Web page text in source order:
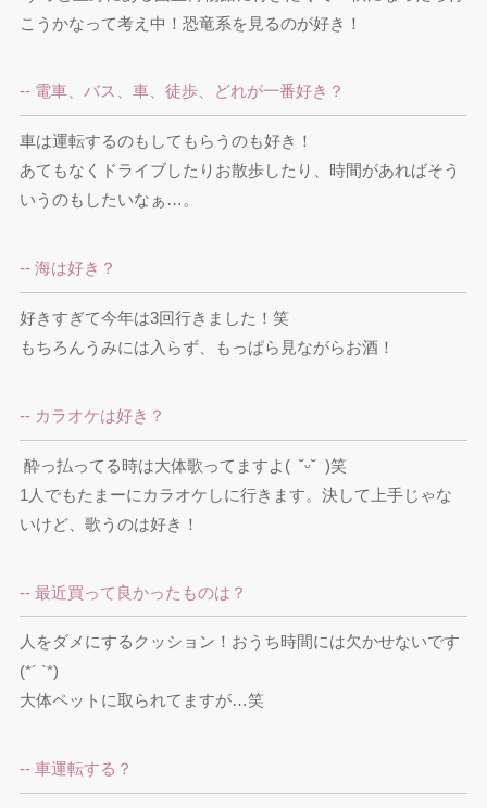
こうかなって考え中！恐竜系を見るのが好き！
-- 電車、バス、車、徒歩、どれが一番好き？
車は運転するのもしてもらうのも好き！
あてもなくドライブしたりお散歩したり、時間があればそう
いうのもしたいなぁ…。
-- 海は好き？
好きすぎて今年は3回行きました！笑
もちろんうみには入らず、もっぱら見ながらお酒！
-- カラオケは好き？
1人でもたまーにカラオケしに行きます。決して上手じゃな
いけど、歌うのは好き！
-- 最近買って良かったものは？
人をダメにするクッション！おうち時間には欠かせないです
(*´ `*)
大体ペットに取られてますが…笑
-- 車運転する？